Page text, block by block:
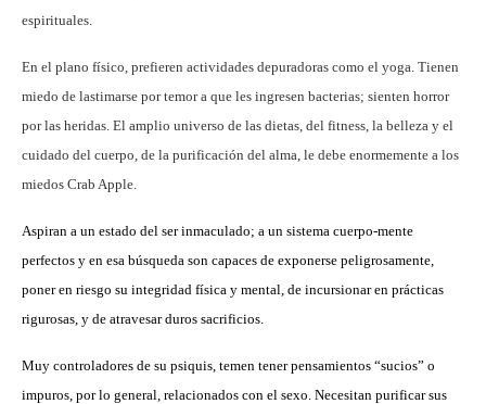
espirituales.
En el plano físico, prefieren actividades depuradoras como el yoga. Tienen
miedo de lastimarse por temor a que les ingresen bacterias; sienten horror
por las heridas. El amplio universo de las dietas, del fitness, la belleza y el
cuidado del cuerpo, de la purificación del alma, le debe enormemente a los
miedos Crab Apple.
Aspiran a un estado del ser inmaculado; a un sistema cuerpo-mente
perfectos y en esa búsqueda son capaces de exponerse peligrosamente,
poner en riesgo su integridad física y mental, de incursionar en prácticas
rigurosas, y de atravesar duros sacrificios.
Muy controladores de su psiquis, temen tener pensamientos “sucios” o
impuros, por lo general, relacionados con el sexo. Necesitan purificar sus